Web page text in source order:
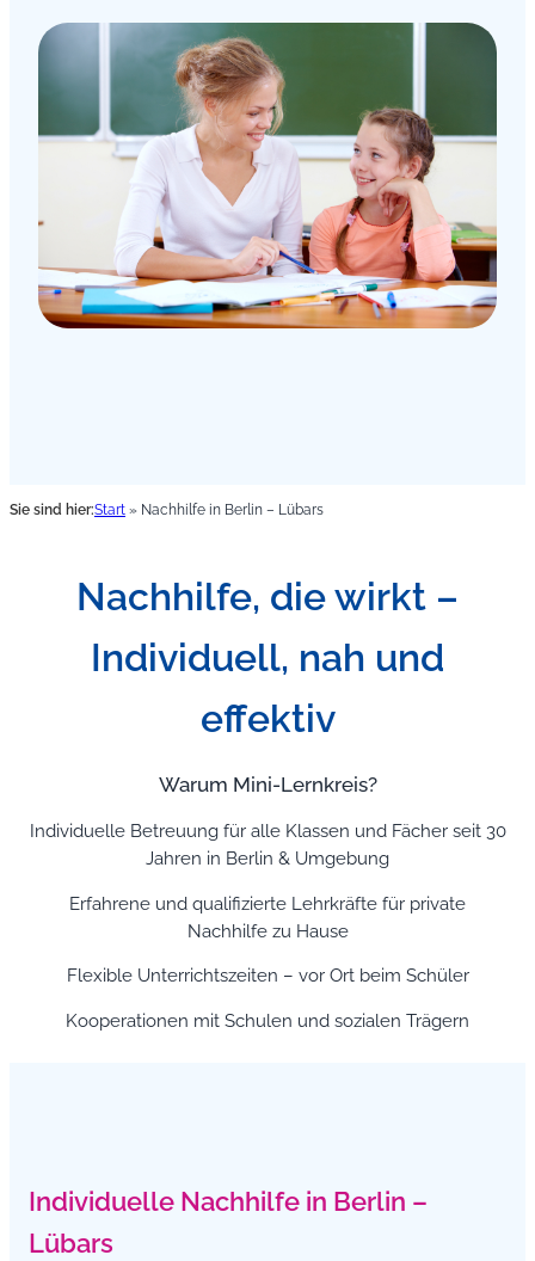
Sie sind hier:Start » Nachhilfe in Berlin – Lübars
Nachhilfe, die wirkt –
Individuell, nah und
effektiv
Warum Mini-Lernkreis?
Individuelle Betreuung für alle Klassen und Fächer seit 30
Jahren in Berlin & Umgebung
Erfahrene und qualifizierte Lehrkräfte für private
Nachhilfe zu Hause
Flexible Unterrichtszeiten – vor Ort beim Schüler
Kooperationen mit Schulen und sozialen Trägern
Individuelle Nachhilfe in Berlin –
Lübars